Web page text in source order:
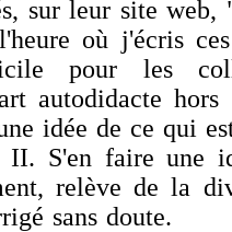
sur leur site
où j'écris
pour les
autodidacte
idée de ce qui
II. S'en faire une
relève de la
sans doute.